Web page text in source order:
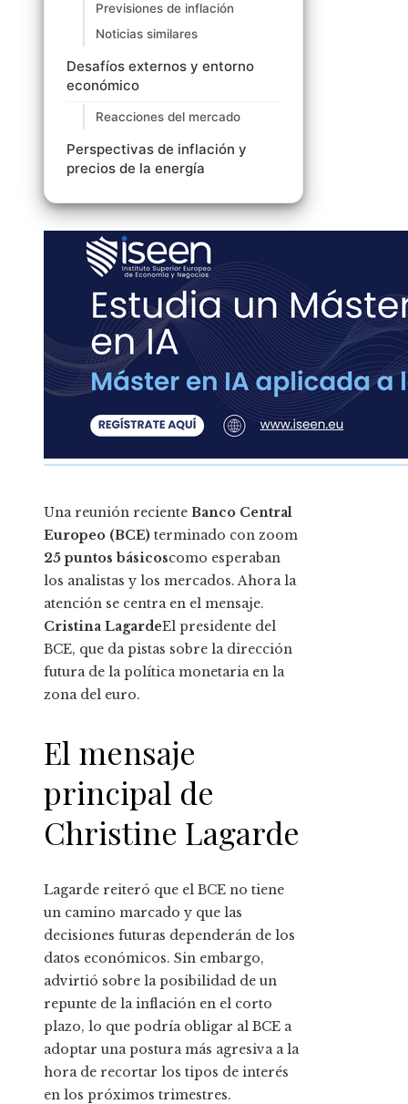
Previsiones de inflación
Noticias similares
Desafíos externos y entorno
económico
Reacciones del mercado
Perspectivas de inflación y
precios de la energía
Una reunión reciente Banco Central
Europeo (BCE) terminado con zoom
25 puntos básicoscomo esperaban
los analistas y los mercados. Ahora la
atención se centra en el mensaje.
Cristina LagardeEl presidente del
BCE, que da pistas sobre la dirección
futura de la política monetaria en la
zona del euro.
El mensaje
principal de
Christine Lagarde
Lagarde reiteró que el BCE no tiene
un camino marcado y que las
decisiones futuras dependerán de los
datos económicos. Sin embargo,
advirtió sobre la posibilidad de un
repunte de la inflación en el corto
plazo, lo que podría obligar al BCE a
adoptar una postura más agresiva a la
hora de recortar los tipos de interés
en los próximos trimestres.